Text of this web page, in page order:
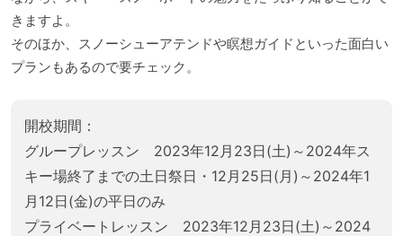
きますよ。
そのほか、スノーシューアテンドや瞑想ガイドといった面白い
プランもあるので要チェック。
開校期間：
グループレッスン 2023年12月23日(土)～2024年ス
キー場終了までの土日祭日・12月25日(月)～2024年1
月12日(金)の平日のみ
プライベートレッスン 2023年12月23日(土)～2024